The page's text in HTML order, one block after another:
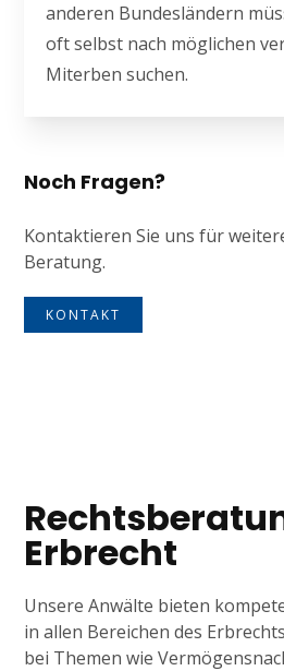
anderen Bundesländern
oft selbst nach möglichen
Miterben suchen.
Noch Fragen?
Kontaktieren Sie uns für
Beratung.
KONTAKT
Erbrecht
Unsere Anwälte bieten
in allen Bereichen des
bei Themen wie